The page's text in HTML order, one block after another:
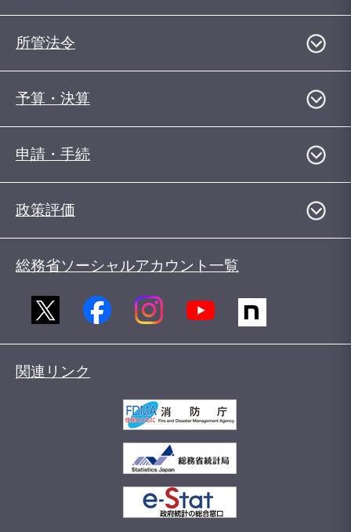
所管法令
予算・決算
申請・手続
政策評価
総務省ソーシャルアカウント一覧
関連リンク